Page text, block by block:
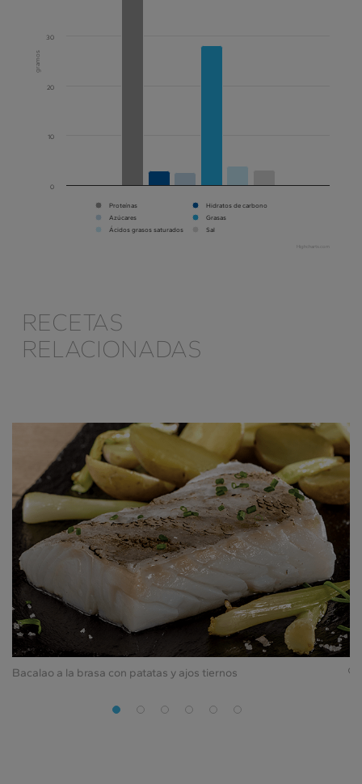
gramos
Proteínas
Hidratos de carbono
Azúcares
Grasas
Ácidos grasos saturados
Sal
0
10
20
30
Highcharts.com
RECETAS
RELACIONADAS
Bacalao a la brasa con patatas y ajos tiernos